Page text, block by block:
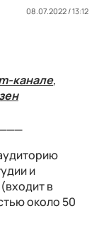
08.07.2022 / 13:12
канале,
и
в
около 50